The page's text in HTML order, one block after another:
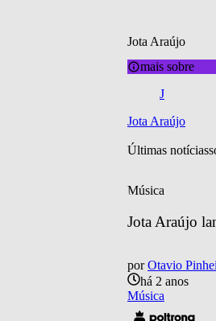
Jota Araújo
mais sobre
J
Jota Araújo
Últimas notícias
Música
Jota Araújo
por Otavio
há 2 anos
Música